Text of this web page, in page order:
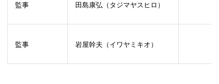
監事 田島康弘（タジマヤスヒロ）
監事 岩屋幹夫（イワヤミキオ）